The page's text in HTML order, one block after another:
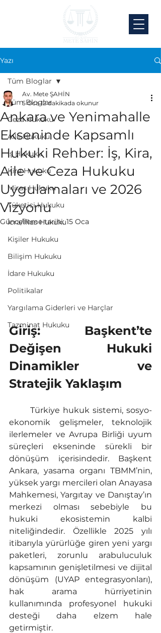
Yazı
Tüm Bloglar
Ceza Hukuku
Aile Hukuku
İş Hukuku
Kira Hukuku
Miras Hukuku
Tüketici Hukuku
İcra/İflas Hukuku
Kişiler Hukuku
Bilişim Hukuku
İdare Hukuku
Politikalar
Yargılama Giderleri ve Harçlar
Tazminat Hukuku
Tüm Bloglar
Ankara ve Yenimahalle
Ekseninde Kapsamlı
Hukuki Rehber: İş, Kira,
Aile ve Ceza Hukuku
Uygulamaları ve 2026
Vizyonu
Av. Mete ŞAHİN
5 Oca 12 dakikada okunur
Güncelleme tarihi:15 Oca
Giriş: Başkent’te
Değişen Hukuki
Dinamikler ve
Stratejik Yaklaşım
ekonomik gelişmeler, teknolojik
ilerlemeler ve Avrupa Birliği uyum
süreçleri ekseninde sürekli bir
dönüşüm içerisindedir. Başkent
Ankara, yasama organı TBMM’nin,
yüksek yargı mercileri olan Anayasa
Mahkemesi, Yargıtay ve Danıştay’ın
merkezi olması sebebiyle bu
hukuki ekosistemin kalbi
niteliğindedir. Özellikle 2025 yılı
itibarıyla yürürlüğe giren yeni yargı
paketleri, zorunlu arabuluculuk
kapsamının genişletilmesi ve dijital
dönüşüm (UYAP entegrasyonları),
hak arama hürriyetinin
kullanımında profesyonel hukuki
desteği daha elzem hale
getirmiştir.